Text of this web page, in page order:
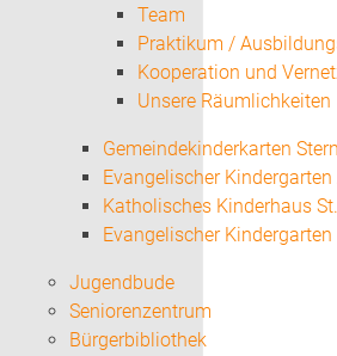
Team
Praktikum /
Kooperation und
Unsere Räumlichkeiten
Gemeindekinderkarten
Evangelischer
Katholisches Kinderhaus
Evangelischer
Jugendbude
Seniorenzentrum
Bürgerbibliothek